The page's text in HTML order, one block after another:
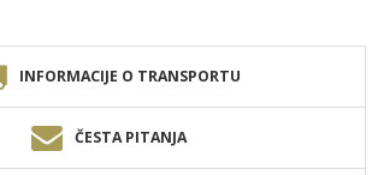
INFORMACIJE O TRANSPORTU
ČESTA PITANJA